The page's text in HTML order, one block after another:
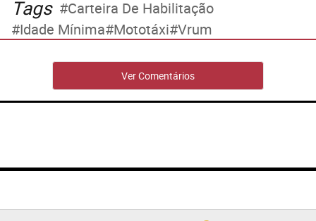
Tags
Carteira De Habilitação
Idade Mínima Mototáxi Vrum
Ver Comentários